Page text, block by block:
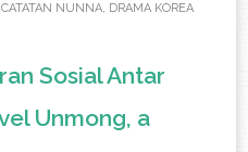
CATATAN NUNNA, DRAMA KOREA
Sosial Antar
Unmong, a